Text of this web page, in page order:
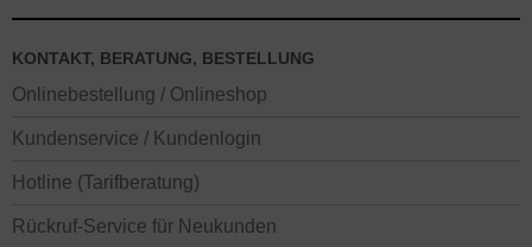
KONTAKT, BERATUNG, BESTELLUNG
Onlinebestellung / Onlineshop
Kundenservice / Kundenlogin
Hotline (Tarifberatung)
Rückruf-Service für Neukunden